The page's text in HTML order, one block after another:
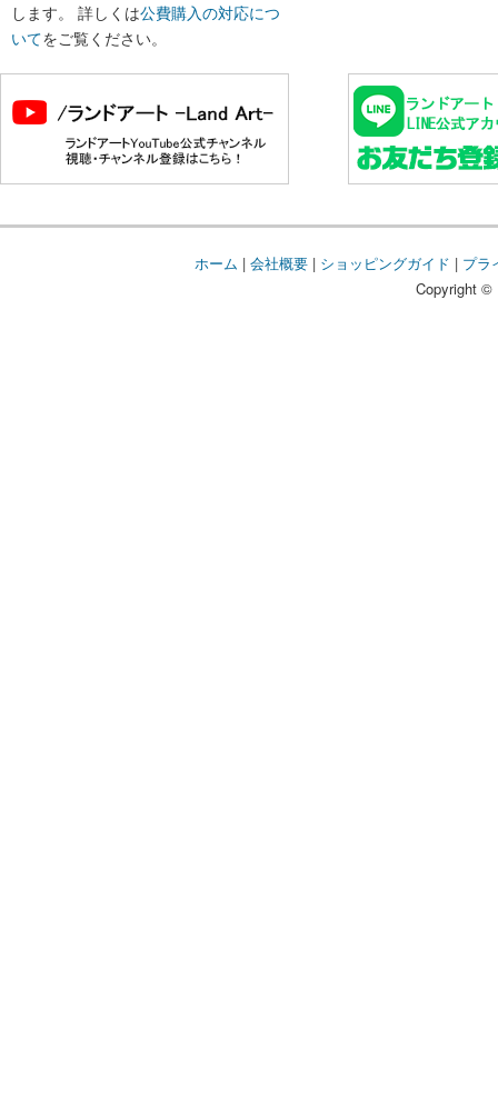
します。 詳しくは公費購入の対応につ
いてをご覧ください。
ホーム | 会社概要| ショッピングガイド | プラ
Copyright ©